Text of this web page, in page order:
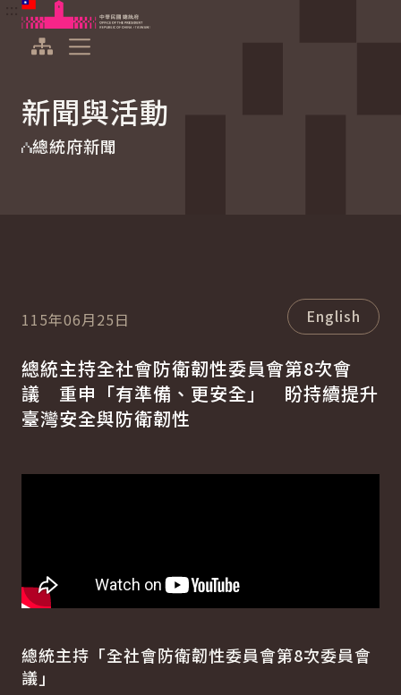
跳到主要內容
中華民國總統府
新聞與活動
總統府新聞
115年06月25日 English
總統主持全社會防衛韌性委員會第8次會
議 重申「有準備、更安全」 盼持續提升
臺灣安全與防衛韌性
總統主持「全社會防衛韌性委員會第8次委員會
議」